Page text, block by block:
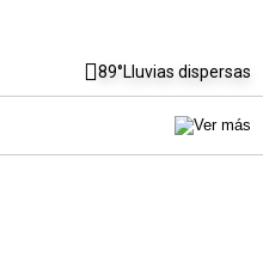
89°Lluvias dispersas